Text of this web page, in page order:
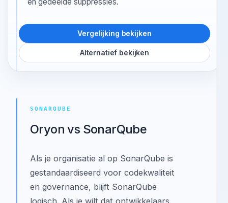
IDE-werkproces:
uitleg, issue-drafting en hubacties in één extensie.
Ruisvermindering:Prefilter, strikte AI-consensus
en gedeelde suppressies.
SONARQUBE
Oryon vs SonarQube